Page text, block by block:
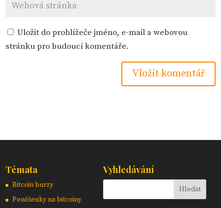
Uložit do prohlížeče jméno, e-mail a webovou
stránku pro budoucí komentáře.
Témata
Bitcoin burzy
Peněženky na bitcoiny
Vyhledávání